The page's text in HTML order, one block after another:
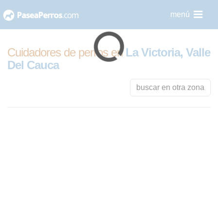
al
menú
Cuidadores de perros enLa Victoria, Valle
Del Cauca
buscar en otra zona